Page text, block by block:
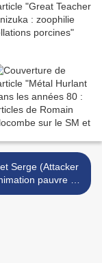
Serge (Attacker
pauvre ou
astuces graphiques ? >